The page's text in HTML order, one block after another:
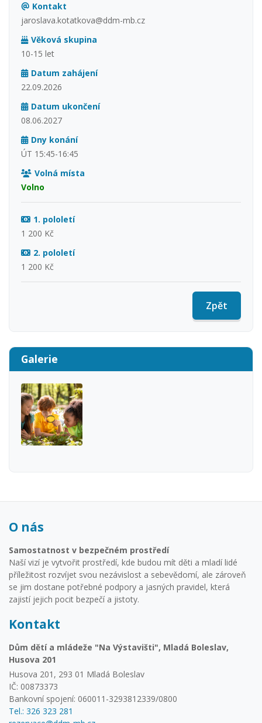
Kontakt
jaroslava.kotatkova@ddm-mb.cz
Věková skupina
10-15 let
Datum zahájení
22.09.2026
Datum ukončení
08.06.2027
Dny konání
ÚT 15:45-16:45
Volná místa
Volno
1. pololetí
1 200 Kč
2. pololetí
1 200 Kč
Zpět
Galerie
O nás
Samostatnost v bezpečném prostředí
Naší vizí je vytvořit prostředí, kde budou mít děti a mladí lidé
příležitost rozvíjet svou nezávislost a sebevědomí, ale zároveň
se jim dostane potřebné podpory a jasných pravidel, která
zajistí jejich pocit bezpečí a jistoty.
Kontakt
Dům dětí a mládeže "Na Výstavišti", Mladá Boleslav,
Husova 201
Husova 201, 293 01 Mladá Boleslav
IČ: 00873373
Bankovní spojení: 060011-3293812339/0800
Tel.: 326 323 281